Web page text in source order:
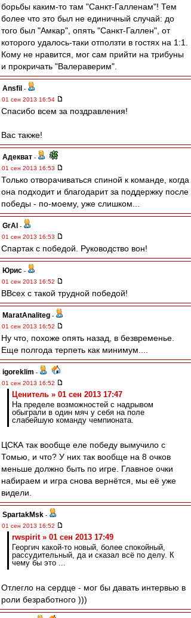
борьбы каким-то там "Санкт-Галленам"! Тем
более что это был не единичный случай: до
того был "Амкар", опять "Санкт-Галлен", от
которого удалось-таки отползти в гостях на 1:1.
Кому не нравится, мог сам прийти на трибуны
и прокричать "Валераверим".
Ansfil -
01 сен 2013 16:54
Спасибо всем за поздравления!
Вас также!
Адекват -
01 сен 2013 16:53
Только отворачиваться спиной к команде, когда
она подходит и благодарит за поддержку после
победы - по-моему, уже слишком...
GrAl -
01 сен 2013 16:53
Спартак с победой. Руководство вон!
Юрис -
01 сен 2013 16:52
ВВсех с такой трудной победой!
MaratAnaliteg -
01 сен 2013 16:52
Ну что, похоже опять назад, в безвременье.
Еще полгода терпеть как минимум....
igoreklim -
01 сен 2013 16:52
Ценитель » 01 сен 2013 17:47
На пределе возможностей с надрывом
обыграли в один мяч у себя на поле
слабейшую команду чемпионата.
ЦСКА так вообще еле победу вымучило с
Томью, и что? У них так вообще на 8 очков
меньше должно быть по игре. Главное очки
набираем и игра снова вернётся, мы её уже
видели.
SpartakMsk -
01 сен 2013 16:52
rwspirit » 01 сен 2013 17:49
Георгич какой-то новый, более спокойный,
рассудительный, да и сказал всё по делу. К
чему бы это ...
Отлегло на сердце - мог бы давать интервью в
роли безработного )))